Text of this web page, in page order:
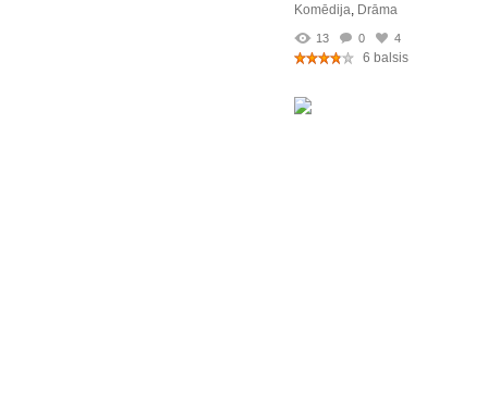
Komēdija, Drāma
13 0 4
6 balsis